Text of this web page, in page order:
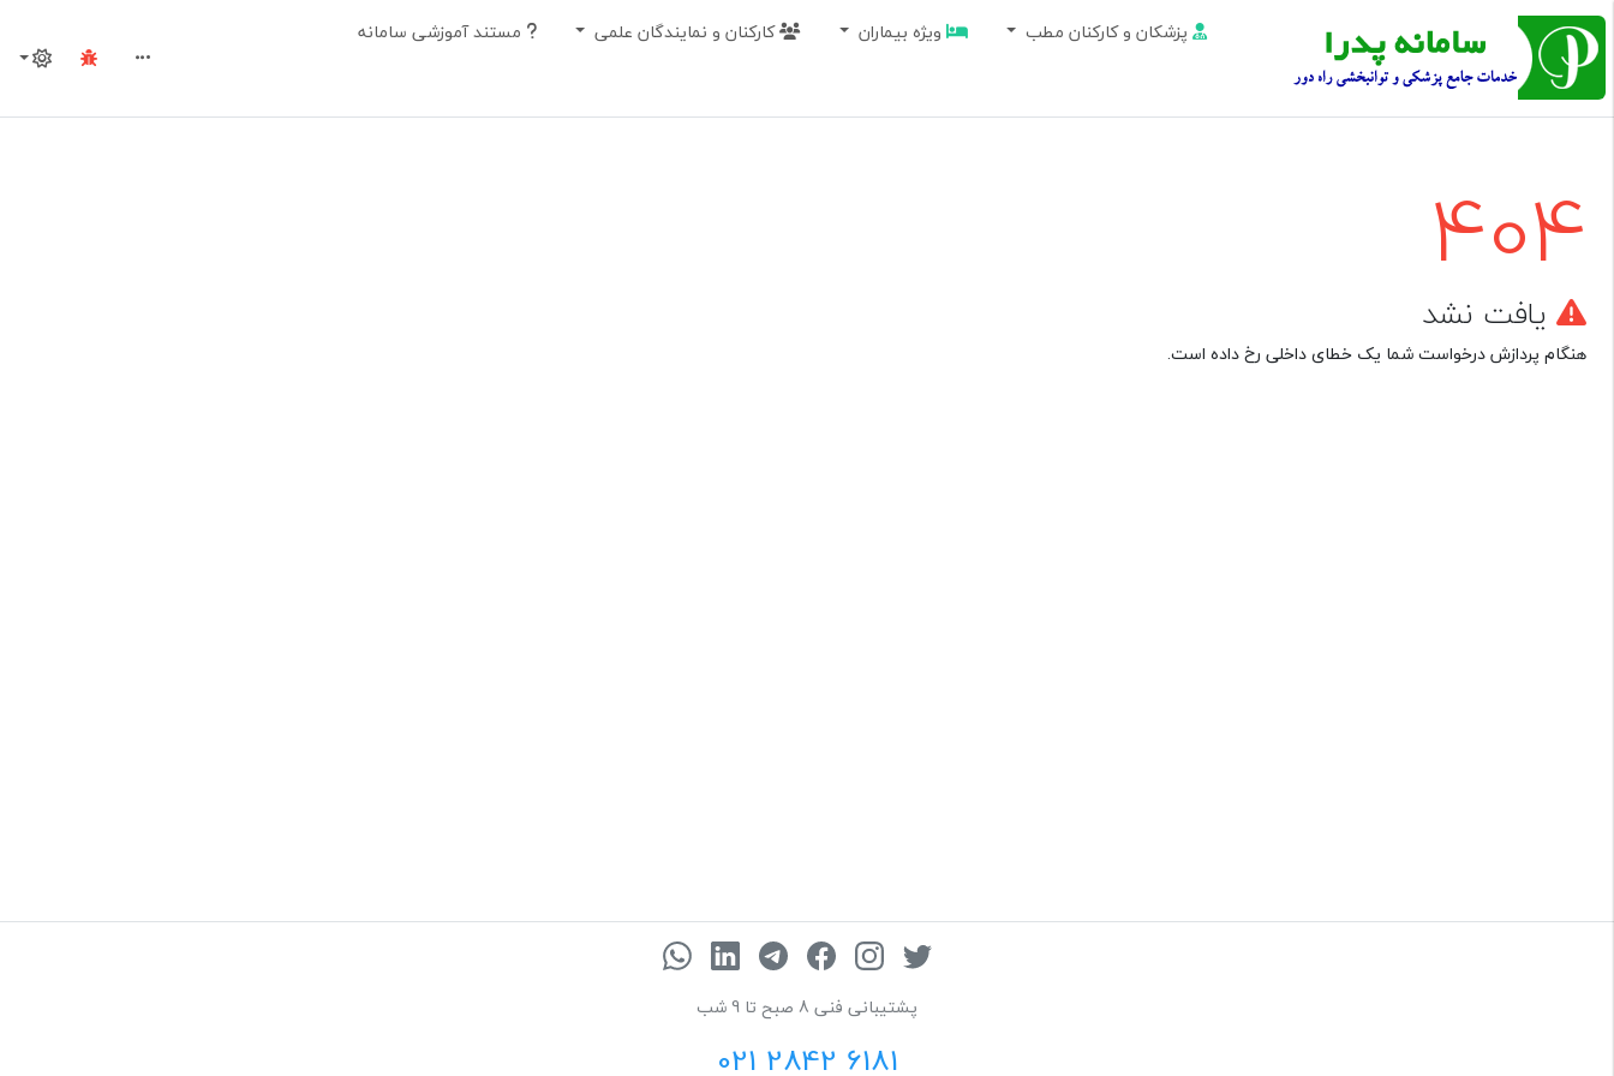
پزشکان و کارکنان مطب ویژه بیماران کارکنان و نمایندگان علمی مستند آموزشی سامانه
404
یافت نشد
هنگام پردازش درخواست شما یک خطای داخلی رخ داده است.
پشتیبانی فنی 8 صبح تا 9 شب
021 2842 6181